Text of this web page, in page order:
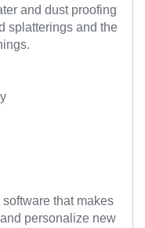
and dust proofing
splatterings and the
that makes
personalize new